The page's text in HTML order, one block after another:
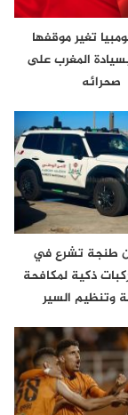
تغير موقفها
المغرب على
صحرائه
طنجة تشرع في
ذكية لمكافحة
وتنظيم السير